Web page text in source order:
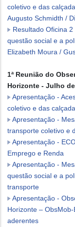
coletivo e das
Augusto Schmidth /
Resultado Oficina
questão social e a
Elizabeth Moura /
1ª Reunião do
Horizonte - Julho
Apresentação -
coletivo e das
Apresentação -
transporte coletivo e
Apresentação -
Emprego e Renda
Apresentação -
questão social e a
transporte
Apresentação -
Horizonte –
aderentes